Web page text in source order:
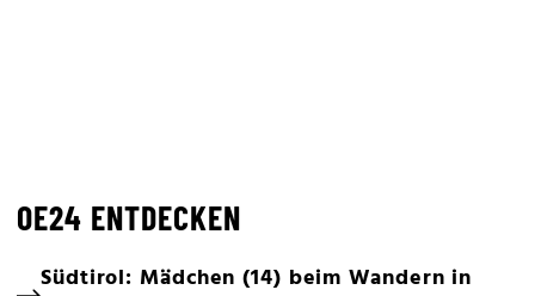
OE24 ENTDECKEN
Südtirol: Mädchen (14) beim Wandern in